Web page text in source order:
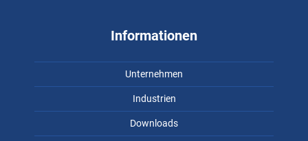
Informationen
Unternehmen
Industrien
Downloads